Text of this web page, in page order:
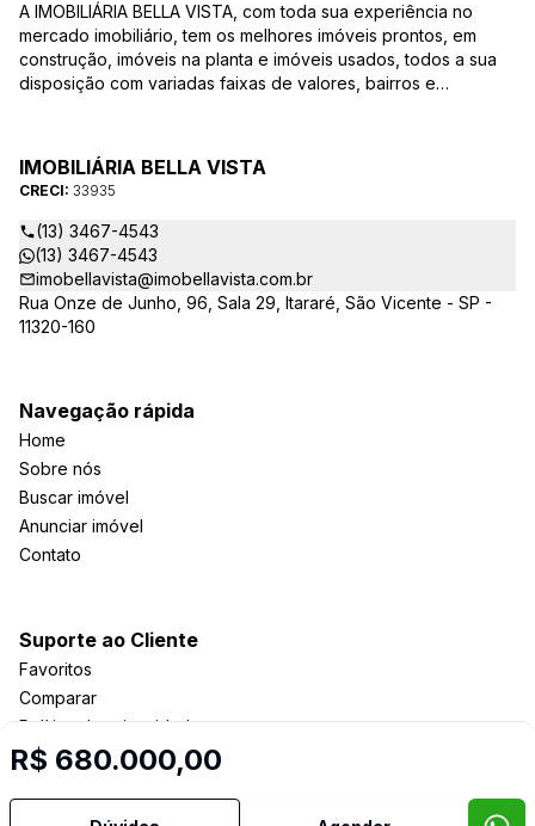
R$ 680.000,00
A IMOBILIÁRIA BELLA VISTA, com toda sua experiência no
mercado imobiliário, tem os melhores imóveis prontos, em
construção, imóveis na planta e imóveis usados, todos a sua
disposição com variadas faixas de valores, bairros e
ao CRECI-EE – estarão sempre prontos para responder-lhe
todas as suas dúvidas sobre casas, apartamentos, terrenos,
salas comerciais e outros produtos imobiliários.
IMOBILIÁRIA BELLA VISTA
CRECI: 33935
(13) 3467-4543
(13) 3467-4543
imobellavista@imobellavista.com.br
Rua Onze de Junho, 96, Sala 29, Itararé, São Vicente - SP -
11320-160
Navegação rápida
Home
Sobre nós
Buscar imóvel
Anunciar imóvel
Contato
Suporte ao Cliente
Favoritos
Comparar
Política de privacidade
Imobiliária Certificada: